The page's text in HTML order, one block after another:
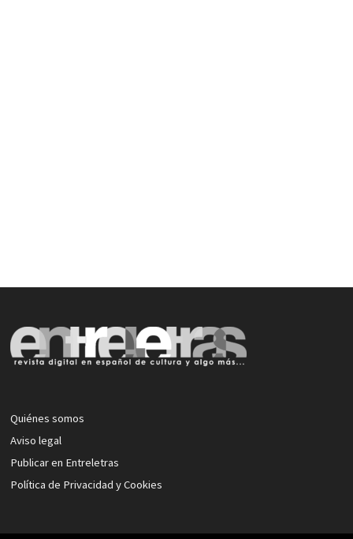
Quiénes somos
Aviso legal
Publicar en Entreletras
Política de Privacidad y Cookies